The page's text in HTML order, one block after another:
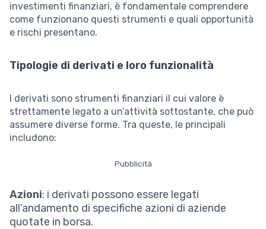
investimenti finanziari, è fondamentale comprendere
come funzionano questi strumenti e quali opportunità
e rischi presentano.
Tipologie di derivati e loro funzionalità
I derivati sono strumenti finanziari il cui valore è
strettamente legato a un’attività sottostante, che può
assumere diverse forme. Tra queste, le principali
includono:
Pubblicità
Azioni: i derivati possono essere legati
all’andamento di specifiche azioni di aziende
quotate in borsa.